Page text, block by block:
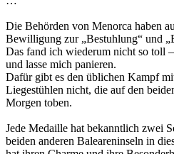
Die Behörden von Menorca haben
Bewilligung zur „Bestuhlung“ und
Das fand ich wiederum nicht so toll
und lasse mich panieren.
Dafür gibt es den üblichen Kampf
Liegestühlen nicht, die auf den
Morgen toben.
Jede Medaille hat bekanntlich zwei
beiden anderen Baleareninseln in